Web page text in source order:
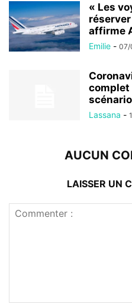
« Les
affirme
Emilie - 07/
complet
Lassana -
AUCUN
LAISSER UN